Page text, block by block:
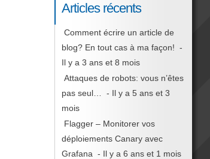
Articles récents
Comment écrire un article de
blog? En tout cas à ma façon! -
Il y a 3 ans et 8 mois
Attaques de robots: vous n’êtes
pas seul…
- Il y a 5 ans et 3
mois
Flagger – Monitorer vos
déploiements Canary avec
Grafana - Il y a 6 ans et 1 mois